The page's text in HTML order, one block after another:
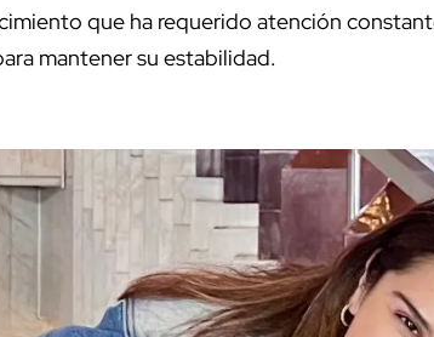
que ha requerido atención
mantener su estabilidad.